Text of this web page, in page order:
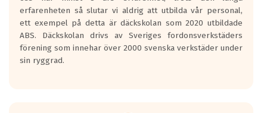
personbilar och lätta lastbilar.
Betyget sätts efter ett test där däcken
skall bromsa in på en väg där det ligger
0.5-1.5 mm vatten.
I 80km/h kommer skillnaden på
erfarenheten så slutar vi aldrig att utbilda vår personal,
ett exempel på detta är däckskolan som 2020 utbildade
ABS. Däckskolan drivs av Sveriges fordonsverkstäders
förening som innehar över 2000 svenska verkstäder under
sin ryggrad.